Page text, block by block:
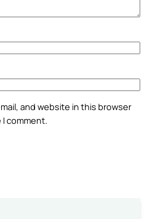
and website in this browser
comment.